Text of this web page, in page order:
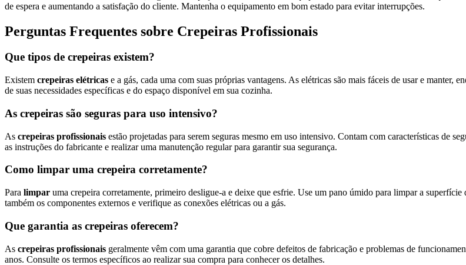
de espera e aumentando a satisfação do cliente. Mantenha o equipamento em bom estado para evitar interrupções.
Perguntas Frequentes sobre Crepeiras Profissionais
Que tipos de crepeiras existem?
Existem crepeiras elétricas e a gás, cada uma com suas próprias vantagens. As elétricas são mais fáceis de usar e manter,
de suas necessidades específicas e do espaço disponível em sua cozinha.
As crepeiras são seguras para uso intensivo?
As crepeiras profissionais estão projetadas para serem seguras mesmo em uso intensivo. Contam com características de
as instruções do fabricante e realizar uma manutenção regular para garantir sua segurança.
Como limpar uma crepeira corretamente?
Para limpar uma crepeira corretamente, primeiro desligue-a e deixe que esfrie. Use um pano úmido para limpar a
também os componentes externos e verifique as conexões elétricas ou a gás.
Que garantia as crepeiras oferecem?
As crepeiras profissionais geralmente vêm com uma garantia que cobre defeitos de fabricação e problemas de
anos. Consulte os termos específicos ao realizar sua compra para conhecer os detalhes.